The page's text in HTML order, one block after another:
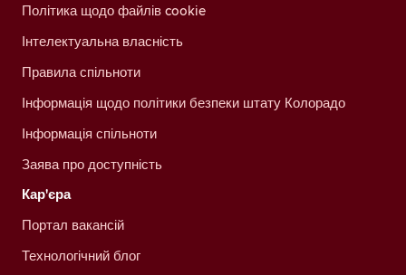
Політика щодо файлів cookie
Інтелектуальна власність
Правила спільноти
Інформація щодо політики безпеки штату Колорадо
Інформація спільноти
Заява про доступність
Кар'єра
Портал вакансій
Технологічний блог